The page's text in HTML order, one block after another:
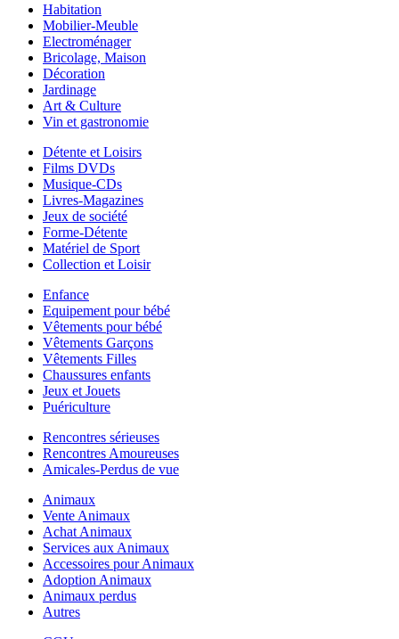
Habitation
Mobilier-Meuble
Electroménager
Bricolage, Maison
Décoration
Jardinage
Art & Culture
Vin et gastronomie
Détente et Loisirs
Films DVDs
Musique-CDs
Livres-Magazines
Jeux de société
Forme-Détente
Matériel de Sport
Collection et Loisir
Enfance
Equipement pour bébé
Vêtements pour bébé
Vêtements Garçons
Vêtements Filles
Chaussures enfants
Jeux et Jouets
Puériculture
Rencontres sérieuses
Rencontres Amoureuses
Amicales-Perdus de vue
Animaux
Vente Animaux
Achat Animaux
Services aux Animaux
Accessoires pour Animaux
Adoption Animaux
Animaux perdus
Autres